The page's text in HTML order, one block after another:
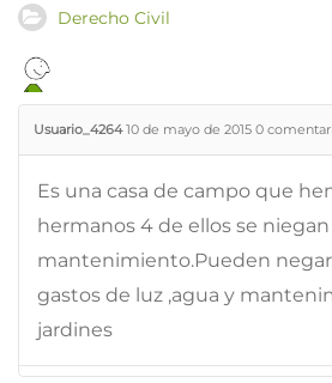
Derecho Civil
Usuario_4264 10 de mayo de 2015 0
Es una casa de campo que
hermanos 4 de ellos se niegan
mantenimiento.Pueden
gastos de luz ,agua y
jardines